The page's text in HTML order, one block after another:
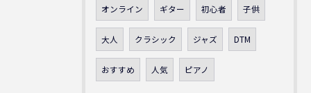
オンライン ギター 初心者 子供
大人 クラシック ジャズ DTM
おすすめ 人気 ピアノ